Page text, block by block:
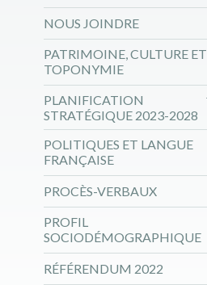
NOUS JOINDRE
PATRIMOINE, CULTURE ET
TOPONYMIE
PLANIFICATION
STRATÉGIQUE 2023-2028
POLITIQUES ET LANGUE
FRANÇAISE
PROCÈS-VERBAUX
PROFIL
SOCIODÉMOGRAPHIQUE
RÉFÉRENDUM 2022